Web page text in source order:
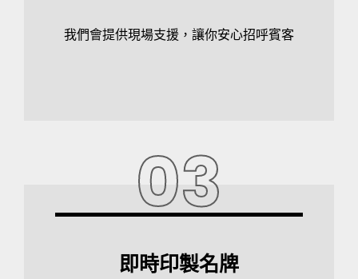
我們會提供現場支援，讓你安心招呼賓客
03
即時印製名牌